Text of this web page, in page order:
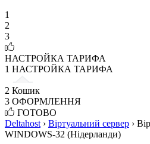
1
2
3
НАСТРОЙКА ТАРИФА
1 НАСТРОЙКА ТАРИФА
2 Кошик
3 ОФОРМЛЕННЯ
ГОТОВО
Deltahost › Віртуальний сервер ›
WINDOWS-32 (Нідерланди)